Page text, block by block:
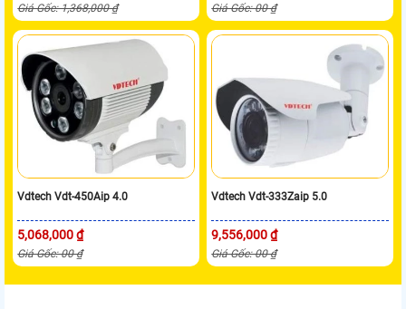
Giá Gốc: 1,368,000 ₫ Giá Gốc: 00 ₫
Vdtech Vdt-450Aip 4.0
5,068,000 ₫
Giá Gốc: 00 ₫
Vdtech Vdt-333Zaip 5.0
9,556,000 ₫
Giá Gốc: 00 ₫